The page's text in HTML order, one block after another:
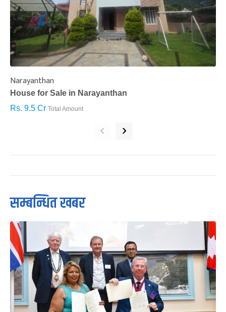
Narayanthan
House for Sale in Narayanthan
Rs. 9.5 Cr Total Amount
‹ ›
सम्बन्धित खबर